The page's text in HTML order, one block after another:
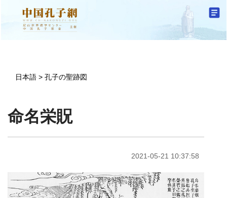
日本語 > 孔子の聖跡図
命名栄貺
2021-05-21 10:37:58